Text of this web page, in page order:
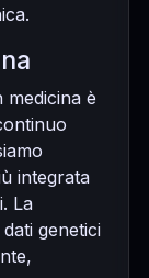
è
integrata
La
genetici